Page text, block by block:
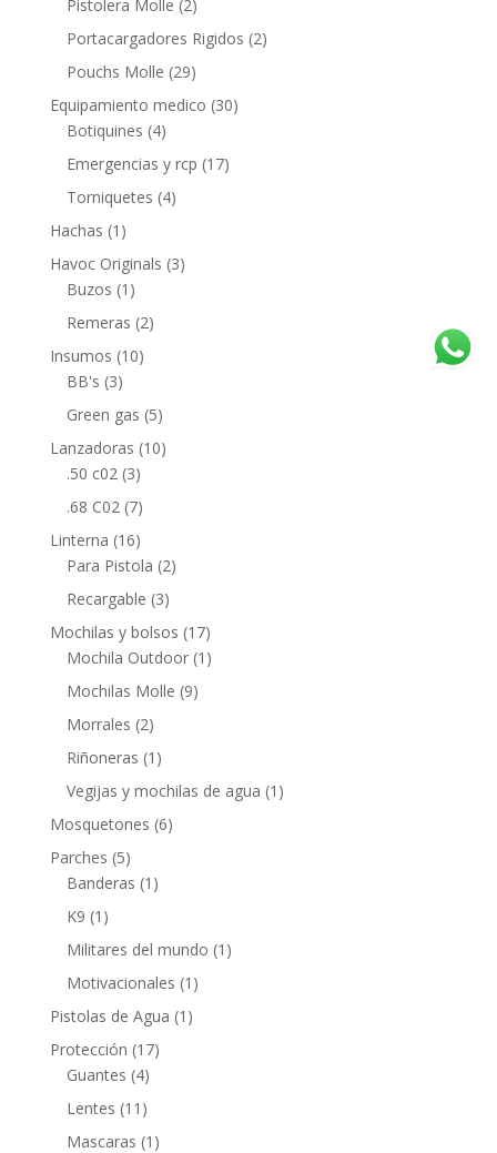
Pistolera Molle (2)
Portacargadores Rigidos (2)
Pouchs Molle (29)
Equipamiento medico (30)
Botiquines (4)
Emergencias y rcp (17)
Torniquetes (4)
Hachas (1)
Havoc Originals (3)
Buzos (1)
Remeras (2)
Insumos (10)
BB's (3)
Green gas (5)
Lanzadoras (10)
.50 c02 (3)
.68 C02 (7)
Linterna (16)
Para Pistola (2)
Recargable (3)
Mochilas y bolsos (17)
Mochila Outdoor (1)
Mochilas Molle (9)
Morrales (2)
Riñoneras (1)
Vegijas y mochilas de agua (1)
Mosquetones (6)
Parches (5)
Banderas (1)
K9 (1)
Militares del mundo (1)
Motivacionales (1)
Pistolas de Agua (1)
Protección (17)
Guantes (4)
Lentes (11)
Mascaras (1)